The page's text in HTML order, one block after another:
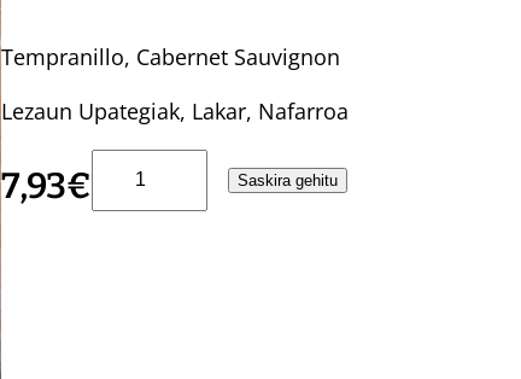
Tempranillo, Cabernet Sauvignon
Lezaun Upategiak, Lakar, Nafarroa
7,93€ Saskira gehitu